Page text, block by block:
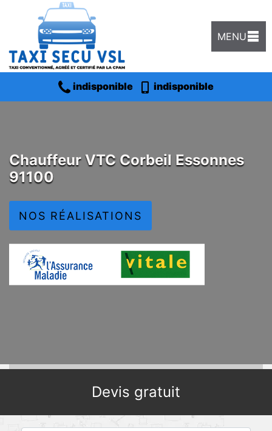
MENU
indisponible indisponible
Chauffeur VTC Corbeil Essonnes
91100
NOS RÉALISATIONS
Devis gratuit